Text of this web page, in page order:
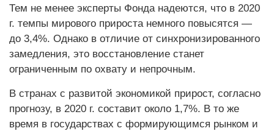
Тем не менее эксперты Фонда надеются, что в 2020
г. темпы мирового прироста немного повысятся —
до 3,4%. Однако в отличие от синхронизированного
замедления, это восстановление станет
ограниченным по охвату и непрочным.
В странах с развитой экономикой прирост, согласно
прогнозу, в 2020 г. составит около 1,7%. В то же
время в государствах с формирующимся рынком и